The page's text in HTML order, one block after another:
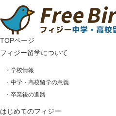
TOPページ
フィジー留学について
・学校情報
・中学・高校留学の意義
・卒業後の進路
はじめてのフィジー